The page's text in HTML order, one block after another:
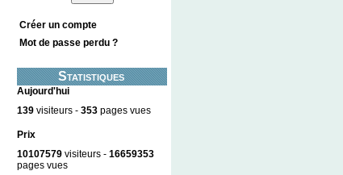
Créer un compte
Mot de passe perdu ?
Statistiques
Aujourd'hui
139 visiteurs - 353 pages vues
Prix
10107579 visiteurs - 16659353
pages vues